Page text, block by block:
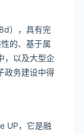
），具有完
的、基于属
，以及大型企
政务建设中得
UP，它是融